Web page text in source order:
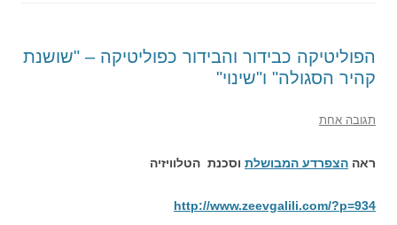
הפוליטיקה כבידור והבידור כפוליטיקה – "שושנת
קהיר הסגולה" ו"שינוי"
תגובה אחת
ראה הצפרדע המבושלת וסכנת הטלוויזיה
http://www.zeevgalili.com/?p=934